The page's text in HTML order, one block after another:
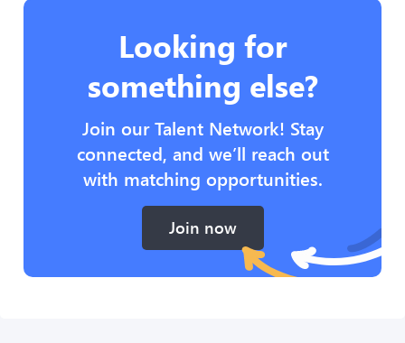
Looking for
something else?
Join our Talent Network! Stay
connected, and we’ll reach out
with matching opportunities.
Join now